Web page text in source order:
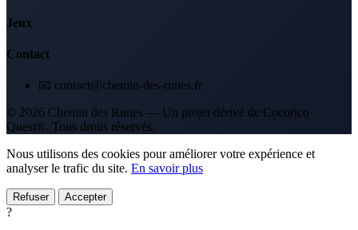
Jeux
Contact
📧 contact@chemin-des-runes.fr
© 2026 Chemin des Runes — Un projet dérivé de Cocorico
Quest®. Tous droits réservés.
Nous utilisons des cookies pour améliorer votre expérience et
analyser le trafic du site. En savoir plus
Refuser Accepter
?